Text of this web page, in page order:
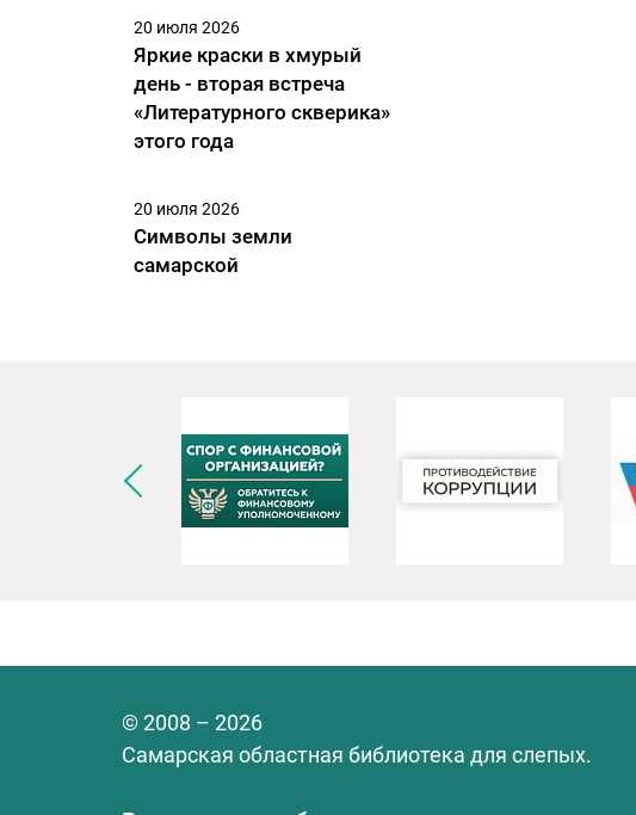
20 июля 2026
Яркие краски в хмурый
день - вторая встреча
«Литературного скверика»
этого года
20 июля 2026
Символы земли
самарской
© 2008 – 2026
Самарская областная библиотека для слепых.